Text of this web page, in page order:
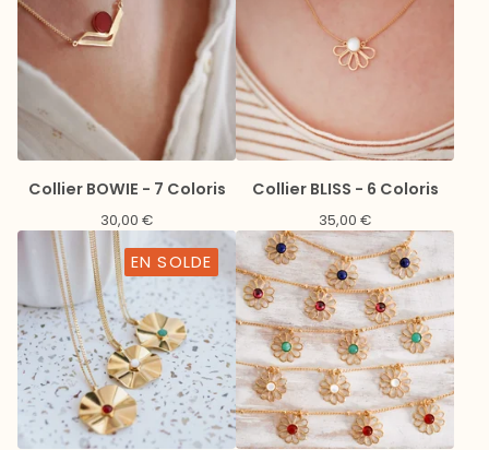
Collier BOWIE - 7 Coloris
30,00 €
Collier BLISS - 6 Coloris
35,00 €
EN SOLDE